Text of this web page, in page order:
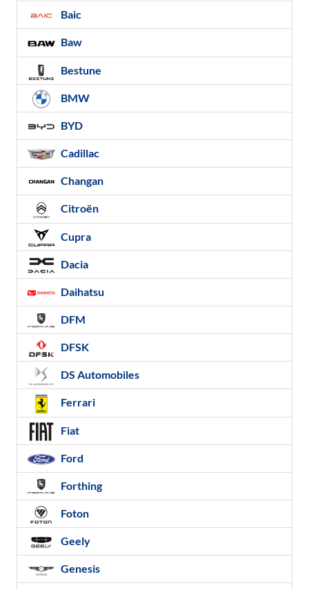
Baic
Baw
Bestune
BMW
BYD
Cadillac
Changan
Citroën
Cupra
Dacia
Daihatsu
DFM
DFSK
DS Automobiles
Ferrari
Fiat
Ford
Forthing
Foton
Geely
Genesis